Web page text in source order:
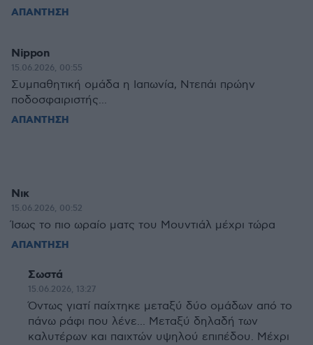
ΑΠΑΝΤΗΣΗ
Nippon
15.06.2026, 00:55
Συμπαθητική ομάδα η Ιαπωνία, Ντεπάι πρώην
ποδοσφαιριστής...
ΑΠΑΝΤΗΣΗ
Νικ
15.06.2026, 00:52
Ίσως το πιο ωραίο ματς του Μουντιάλ μέχρι τώρα
ΑΠΑΝΤΗΣΗ
Σωστά
15.06.2026, 13:27
Όντως γιατί παίχτηκε μεταξύ δύο ομάδων από το
πάνω ράφι που λένε... Μεταξύ δηλαδή των
καλυτέρων και παιχτών υψηλού επιπέδου. Μέχρι